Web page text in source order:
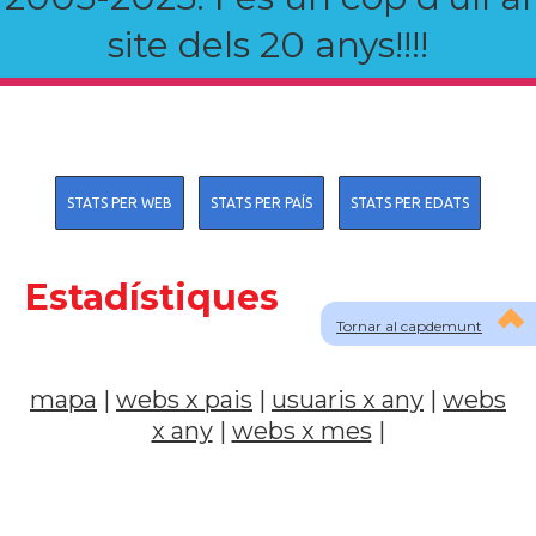
site dels 20 anys!!!!
Tornar al capdemunt
STATS PER WEB STATS PER PAÍS STATS PER EDATS
Estadístiques
mapa | webs x pais | usuaris x any | webs
x any| webs x mes |